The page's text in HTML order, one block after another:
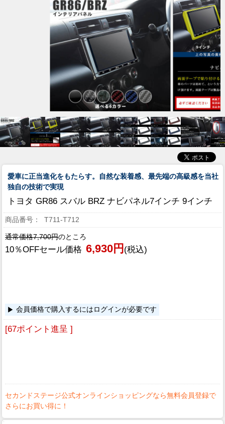
愛車に正当進化をもたらす。自然な装着感、最先端の高級感を当社
独自の技術で実現
トヨタ GR86 スバル BRZ ナビパネル7インチ 9インチ
T711-T712
通常価格7,700円のところ
10％OFFセール価格 6,930円 (税込)
会員価格で購入するにはログインが必要です
[67ポイント進呈 ]